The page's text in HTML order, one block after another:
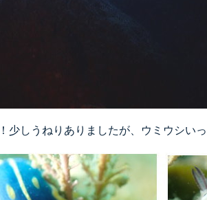
少しうねりありましたが、ウミウシい